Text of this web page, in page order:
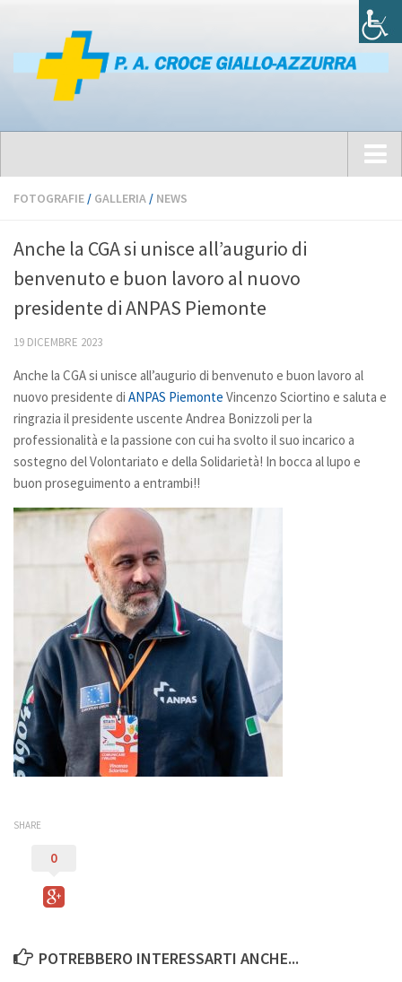
Home
Statuto
Mission
Codice etico
Organigramma
News
Ambiti di intervento
Servizi sanitari e socio-assistenziali
Protezione civile
Ospitalità
Formazione
Donazioni
5×1000
Diventa volontario
Servizio civile
Galleria
Fotografie
Contatti
FOTOGRAFIE/ GALLERIA/ NEWS
Anche la CGA si unisce all’augurio di
benvenuto e buon lavoro al nuovo
presidente di ANPAS Piemonte
19 DICEMBRE 2023
Anche la CGA si unisce all’augurio di benvenuto e buon lavoro al
nuovo presidente di ANPAS Piemonte Vincenzo Sciortino e saluta e
ringrazia il presidente uscente Andrea Bonizzoli per la
professionalità e la passione con cui ha svolto il suo incarico a
sostegno del Volontariato e della Solidarietà! In bocca al lupo e
buon proseguimento a entrambi!!
SHARE
0
POTREBBERO INTERESSARTI ANCHE...